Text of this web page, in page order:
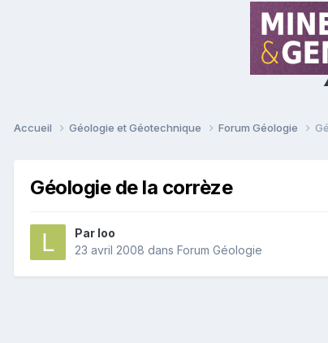
Accueil Géologie et Géotechnique Forum Géologie
Géologie de la corrèze
Par loo
23 avril 2008 dans Forum Géologie